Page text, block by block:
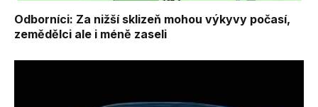
Odborníci: Za nižší sklizeň mohou výkyvy počasí,
zemědělci ale i méně zaseli